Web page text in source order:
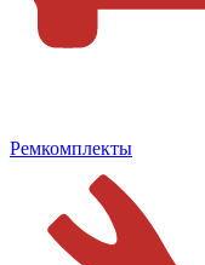
Ремкомплекты